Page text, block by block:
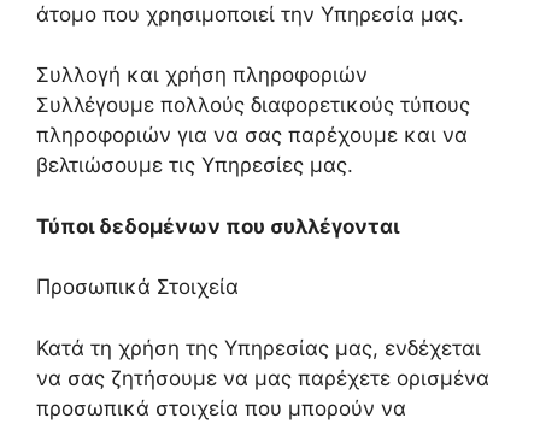
άτομο που χρησιμοποιεί την Υπηρεσία μας.
Συλλογή και χρήση πληροφοριών
Συλλέγουμε πολλούς διαφορετικούς τύπους
πληροφοριών για να σας παρέχουμε και να
βελτιώσουμε τις Υπηρεσίες μας.
Τύποι δεδομένων που συλλέγονται
Προσωπικά Στοιχεία
Κατά τη χρήση της Υπηρεσίας μας, ενδέχεται
να σας ζητήσουμε να μας παρέχετε ορισμένα
προσωπικά στοιχεία που μπορούν να